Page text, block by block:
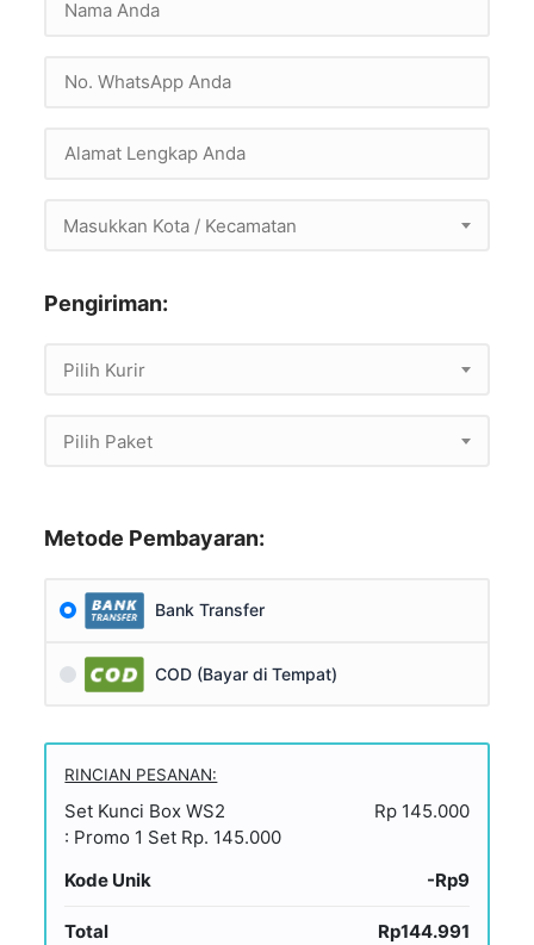
Masukkan Kota / Kecamatan
Pengiriman:
Pilih Kurir
Pilih Paket
Metode Pembayaran:
Bank Transfer
COD (Bayar di Tempat)
RINCIAN PESANAN:
Set Kunci Box WS2
: Promo 1 Set Rp. 145.000
Rp 145.000
Kode Unik -Rp9
Total Rp144.991